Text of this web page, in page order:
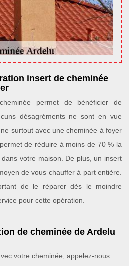
insert de cheminée
permet de bénéficier de
désagréments ne sont en vue
surtout avec une cheminée à foyer
de réduire à moins de 70 % la
votre maison. De plus, un insert
de vous chauffer à part entière.
de le réparer dès le moindre
pour cette opération.
de cheminée de Ardelu
votre cheminée, appelez-nous.